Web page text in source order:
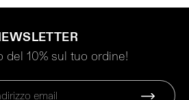
del 10% sul tuo ordine!